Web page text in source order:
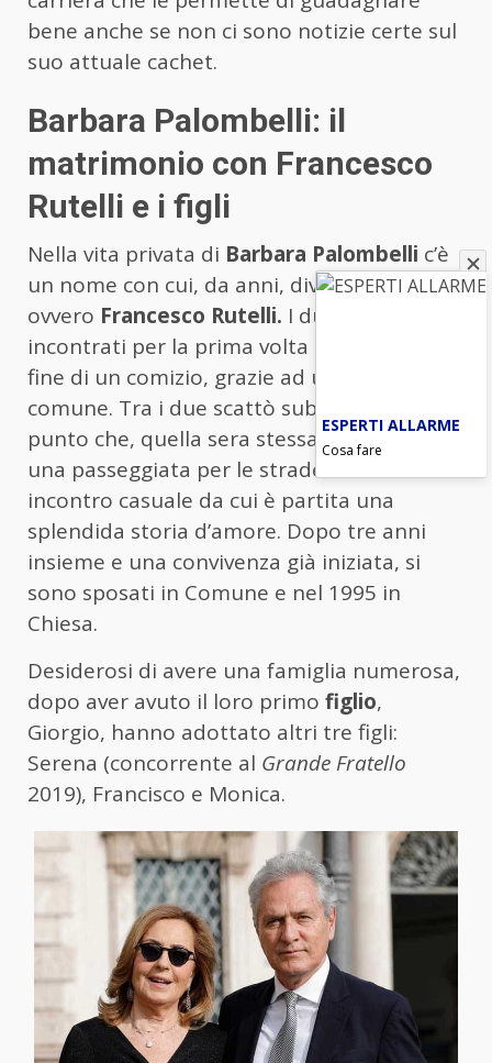
bene anche se non ci sono notizie certe sul
suo attuale cachet.
Barbara Palombelli: il
matrimonio con Francesco
Rutelli e i figli
Nella vita privata di Barbara Palombelli c’è
un nome con cui, da anni, divide tutto
ovvero Francesco Rutelli. I due si sono
incontrati per la prima volta nel 1979, alla
fine di un comizio, grazie ad un amico
comune. Tra i due scattò subito qualcosa al
punto che, quella sera stessa, si regalarono
una passeggiata per le strade di Roma. Un
incontro casuale da cui è partita una
splendida storia d’amore. Dopo tre anni
insieme e una convivenza già iniziata, si
sono sposati in Comune e nel 1995 in
Chiesa.
Desiderosi di avere una famiglia numerosa,
dopo aver avuto il loro primo figlio,
Giorgio, hanno adottato altri tre figli:
Serena (concorrente al Grande Fratello
2019), Francisco e Monica.
ESPERTI ALLARME
Cosa fare